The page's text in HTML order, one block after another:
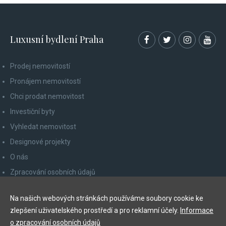
Luxusní bydlení Praha
Prodej nemovitostí
Pronájem nemovitostí
Chci prodat nemovitost
Investiční byty
Vyhledat nemovitost
Designové projekty
O nás
Zpracování osobních údajů
Odhlášení z newsletteru
Na našich webových stránkách používáme soubory cookie ke
zlepšení uživatelského prostředí a pro reklamní účely. Informace
o zpracování osobních údajů